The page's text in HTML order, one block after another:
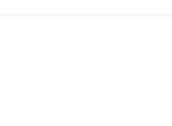
de forma rápida e segura.
quando precisar.